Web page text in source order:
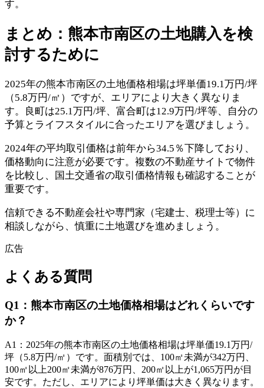
す。
まとめ：熊本市南区の土地購入を検
討するために
2025年の熊本市南区の土地価格相場は坪単価19.1万円/坪
（5.8万円/㎡）ですが、エリアにより大きく異なりま
す。良町は25.1万円/坪、富合町は12.9万円/坪等、自分の
予算とライフスタイルに合ったエリアを選びましょう。
2024年の平均取引価格は前年から34.5％下降しており、
価格動向に注意が必要です。複数の不動産サイトで物件
を比較し、国土交通省の取引価格情報も確認することが
重要です。
信頼できる不動産会社や専門家（宅建士、税理士等）に
相談しながら、慎重に土地選びを進めましょう。
広告
よくある質問
Q1 ： 熊本市南区の土地価格相場はどれくらいです
か？
A1 ： 2025年の熊本市南区の土地価格相場は坪単価19.1万円/
坪（5.8万円/㎡）です。面積別では、100㎡未満が342万円、
100㎡以上200㎡未満が876万円、200㎡以上が1,065万円が目
安です。ただし、エリアにより坪単価は大きく異なります。